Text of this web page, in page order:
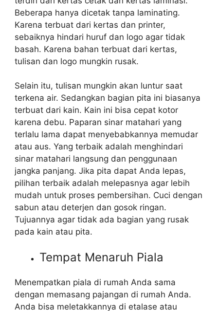
Beberapa hanya dicetak tanpa laminating.
Karena terbuat dari kertas dan printer,
sebaiknya hindari huruf dan logo agar tidak
basah. Karena bahan terbuat dari kertas,
tulisan dan logo mungkin rusak.
Selain itu, tulisan mungkin akan luntur saat
terkena air. Sedangkan bagian pita ini biasanya
terbuat dari kain. Kain ini bisa cepat kotor
karena debu. Paparan sinar matahari yang
terlalu lama dapat menyebabkannya memudar
atau aus. Yang terbaik adalah menghindari
sinar matahari langsung dan penggunaan
jangka panjang. Jika pita dapat Anda lepas,
pilihan terbaik adalah melepasnya agar lebih
mudah untuk proses pembersihan. Cuci dengan
sabun atau deterjen dan gosok ringan.
Tujuannya agar tidak ada bagian yang rusak
pada kain atau pita.
Tempat Menaruh Piala
Menempatkan piala di rumah Anda sama
dengan memasang pajangan di rumah Anda.
Anda bisa meletakkannya di etalase atau